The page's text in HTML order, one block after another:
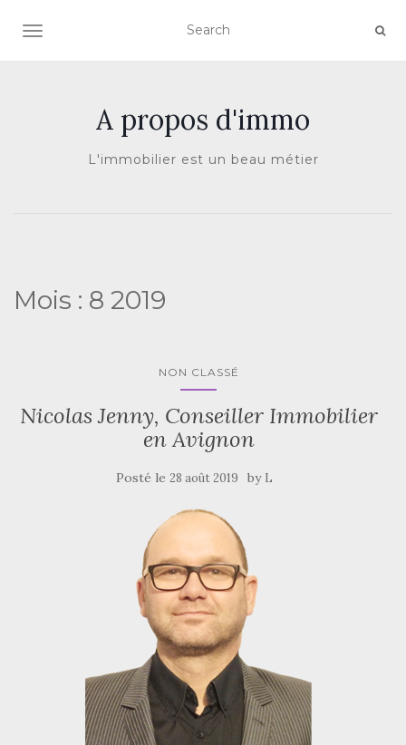
AFFICHER/MASQUER LA NAVIGATION
A propos d'immo
L'immobilier est un beau métier
Mois : 8 2019
NON CLASSÉ
Nicolas Jenny, Conseiller Immobilier
en Avignon
Posté le 28 août 2019 by L